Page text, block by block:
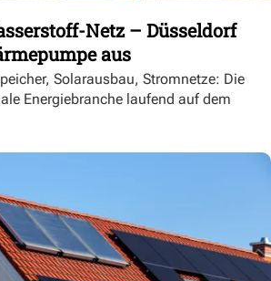
Netz – Düsseldorf
aus
Solarausbau, Stromnetze: Die
Energiebranche laufend auf dem